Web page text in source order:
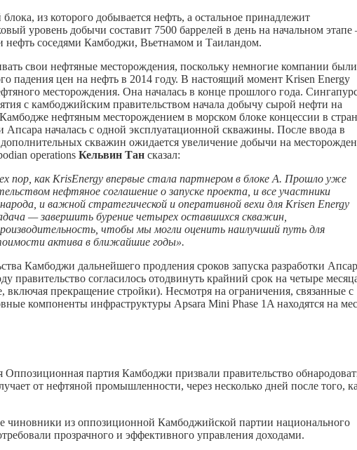
из которого добывается нефть, а остальное принадлежит
уровень добычи составит 7500 баррелей в день на начальном
соседями Камбоджи, Вьетнамом и Таиландом.
свои нефтяные месторождения, поскольку немногие компании были
падения цен на нефть в 2014 году. В настоящий момент Krisen Energy
месторождения. Она началась в конце прошлого года.
с камбоджийским правительством начала добычу сырой нефти на
нефтяным месторождением в морском блоке концессии в
началась с одной эксплуатационной скважины. После ввода в
скважин ожидается увеличение добычи на
operations Кельвин Тан сказал:
пор, как KrisEnergy впервые стала партнером в блоке А. Прошло уже
нефтяное соглашение о запуске проекта, и все участники
и важной стратегической и оперативной вехи для Krisen Energy
— завершить бурение четырех оставшихся скважин,
чтобы мы могли оценить наилучший путь для
актива в ближайшие годы».
Камбоджи дальнейшего продления сроков запуска разработки
правительство согласилось отодвинуть крайний срок на четыре
прекращение стройки). Несмотря на ограничения, связанные с
компоненты инфраструктуры Apsara Mini Phase 1A находятся на
партия Камбоджи призвали правительство
от нефтяной промышленности, через несколько дней после того,
из оппозиционной Камбоджийской партии национального
прозрачного и эффективного управления доходами.